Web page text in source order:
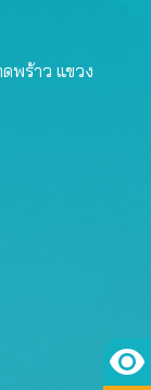
พร้าว แขวง